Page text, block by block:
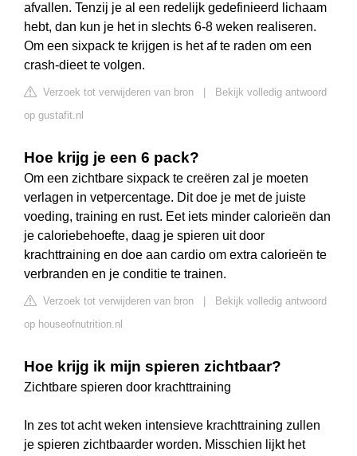
afvallen. Tenzij je al een redelijk gedefinieerd lichaam
hebt, dan kun je het in slechts 6-8 weken realiseren.
Om een sixpack te krijgen is het af te raden om een
crash-dieet te volgen.
Verzoek tot verwijderen van bron
Bekijk volledig antwoord
op gustafit.nl
Hoe krijg je een 6 pack?
Om een zichtbare sixpack te creëren zal je moeten
verlagen in vetpercentage. Dit doe je met de juiste
voeding, training en rust. Eet iets minder calorieën dan
je caloriebehoefte, daag je spieren uit door
krachttraining en doe aan cardio om extra calorieën te
verbranden en je conditie te trainen.
Verzoek tot verwijderen van bron
Bekijk volledig antwoord
op houseofnutrition.nl
Hoe krijg ik mijn spieren zichtbaar?
Zichtbare spieren door krachttraining
In zes tot acht weken intensieve krachttraining zullen
je spieren zichtbaarder worden. Misschien lijkt het